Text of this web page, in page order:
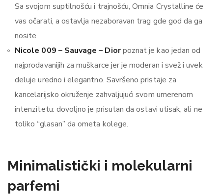
Sa svojom suptilnošću i trajnošću, Omnia Crystalline će
vas očarati, a ostavlja nezaboravan trag gde god da ga
nosite.
Nicole 009 – Sauvage – Diorpoznat je kao jedan od
najprodavanijih za muškarce jer je moderan i svež i uvek
deluje uredno i elegantno. Savršeno pristaje za
kancelarijsko okruženje zahvaljujući svom umerenom
intenzitetu: dovoljno je prisutan da ostavi utisak, ali ne
toliko “glasan” da ometa kolege.
Minimalistički i molekularni
parfemi